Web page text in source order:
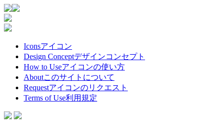
Iconsアイコン
Design Conceptデザインコンセプト
How to Useアイコンの使い方
Aboutこのサイトについて
Requestアイコンのリクエスト
Terms of Use利用規定